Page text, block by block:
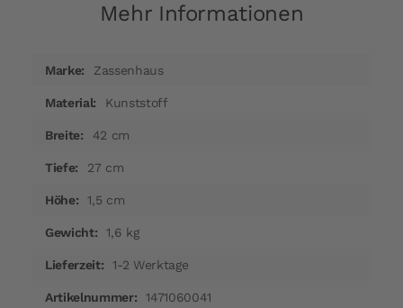
Mehr Informationen
InformationenZassenhaus
Kunststoff
42 cm
27 cm
1,5 cm
1,6 kg
1-2 Werktage
1471060041